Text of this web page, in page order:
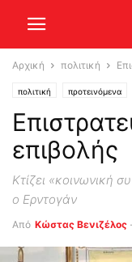
Αρχική πολιτική
πολιτική προτεινόμενα
επιβολής
Κτίζει «κοινωνική
ο Ερντογάν
Από Κώστας Βενιζέλος